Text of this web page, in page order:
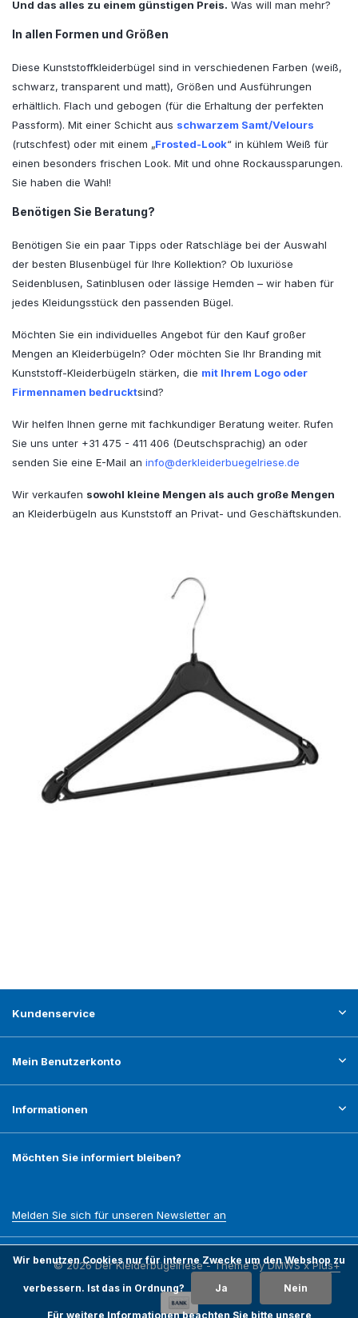
Und das alles zu einem günstigen Preis. Was will man mehr?
In allen Formen und Größen
Diese Kunststoffkleiderbügel sind in verschiedenen Farben (weiß,
schwarz, transparent und matt), Größen und Ausführungen
erhältlich. Flach und gebogen (für die Erhaltung der perfekten
Passform). Mit einer Schicht aus schwarzem Samt/Velours
(rutschfest) oder mit einem „Frosted-Look“ in kühlem Weiß für
einen besonders frischen Look. Mit und ohne Rockaussparungen.
Sie haben die Wahl!
Benötigen Sie Beratung?
Benötigen Sie ein paar Tipps oder Ratschläge bei der Auswahl
der besten Blusenbügel für Ihre Kollektion? Ob luxuriöse
Seidenblusen, Satinblusen oder lässige Hemden – wir haben für
jedes Kleidungsstück den passenden Bügel.
Möchten Sie ein individuelles Angebot für den Kauf großer
Mengen an Kleiderbügeln? Oder möchten Sie Ihr Branding mit
Kunststoff-Kleiderbügeln stärken, die mit Ihrem Logo oder
Firmennamen bedrucktsind?
Wir helfen Ihnen gerne mit fachkundiger Beratung weiter. Rufen
Sie uns unter +31 475 - 411 406 (Deutschsprachig) an oder
senden Sie eine E-Mail an info@derkleiderbuegelriese.de
Wir verkaufen sowohl kleine Mengen als auch große Mengen
an Kleiderbügeln aus Kunststoff an Privat- und Geschäftskunden.
Kundenservice
Mein Benutzerkonto
Informationen
Möchten Sie informiert bleiben?
Melden Sie sich für unseren Newsletter an
© 2026 Der Kleiderbügelriese - Theme ByDMWSxPlus+
Wir benutzen Cookies nur für interne Zwecke um den Webshop zu
verbessern. Ist das in Ordnung? Ja Nein
Für weitere Informationen beachten Sie bitte unsere